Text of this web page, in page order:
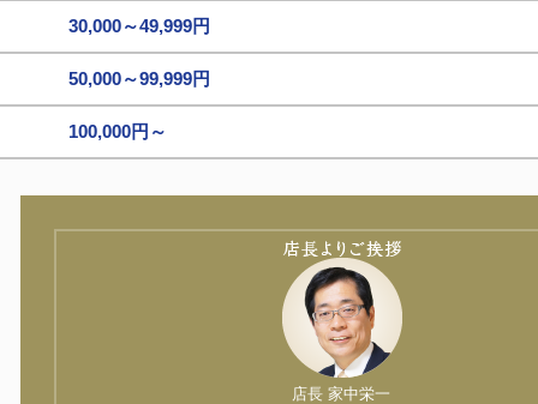
30,000～49,999円
50,000～99,999円
100,000円～
店長 家中栄一